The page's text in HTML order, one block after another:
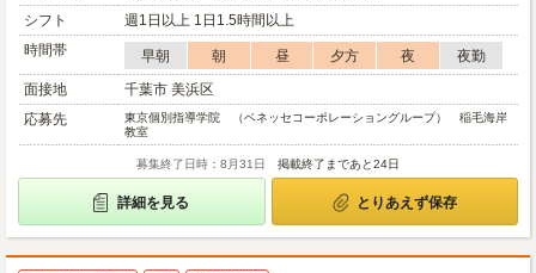
シフト
週1日以上 1日1.5時間以上
時間帯
早朝 朝 昼 夕方 夜
夜勤
面接地
千葉市 美浜区
応募先
東京個別指導学院 （ベネッセコーポレーショングループ） 稲毛海岸
教室
募集終了日時：8月31日 掲載終了まであと24日
詳細を見る とりあえず保存